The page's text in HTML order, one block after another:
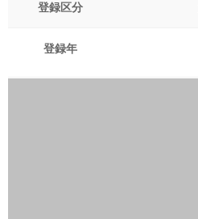
登録区分
登録年